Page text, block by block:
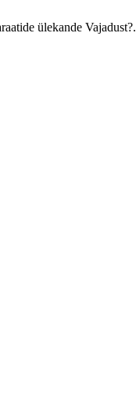
ülekande Vajadust?.